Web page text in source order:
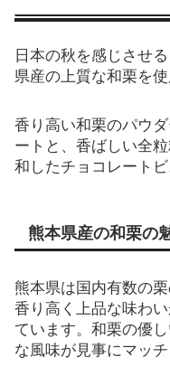
日本の秋を感じさせ
県産の上質な和栗を
香り高い和栗のパウ
ートと、香ばしい全
和したチョコレートビ
熊本県産の和栗の
熊本県は国内有数の
香り高く上品な味わ
ています。和栗の優
な風味が見事にマッ